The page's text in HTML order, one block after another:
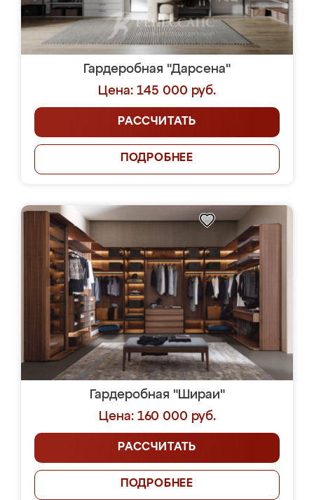
Гардеробная "Дарсена"
Цена: 145 000 руб.
РАССЧИТАТЬ
ПОДРОБНЕЕ
Гардеробная "Шираи"
Цена: 160 000 руб.
РАССЧИТАТЬ
ПОДРОБНЕЕ